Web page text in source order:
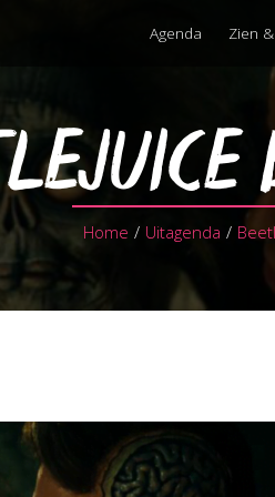
Agenda Zien
Home / Uitagenda /